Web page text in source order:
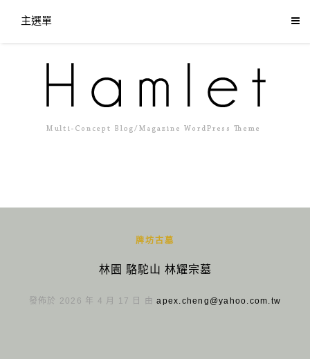
主選單
牌坊古墓
林園 駱駝山 林耀宗墓
發佈於 2026 年 4 月 17 日 由apex.cheng@yahoo.com.tw